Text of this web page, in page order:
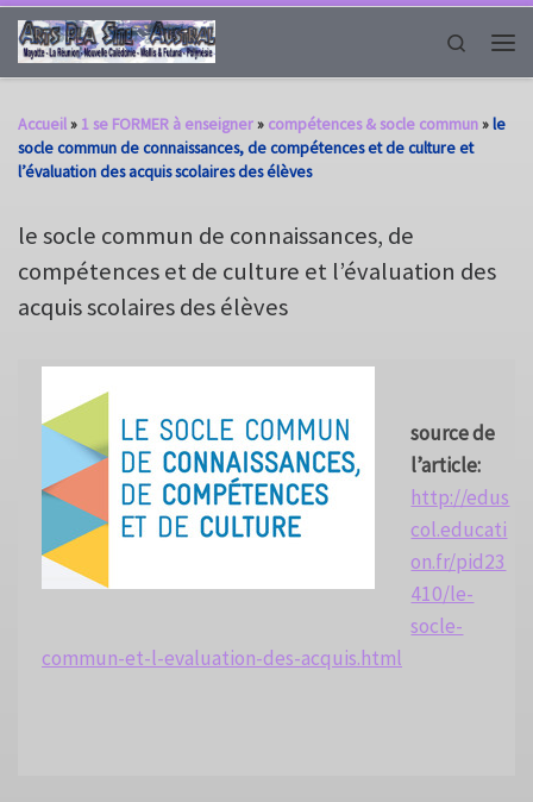
Passer au contenu
Search
Accueil» 1 se FORMER à enseigner» compétences & socle commun»le
socle commun de connaissances, de compétences et de culture et
l’évaluation des acquis scolaires des élèves
le socle commun de connaissances, de
compétences et de culture et l’évaluation des
acquis scolaires des élèves
source de
l’article:
http://edus
col.educati
on.fr/pid23
410/le-
socle-
commun-et-l-evaluation-des-acquis.html